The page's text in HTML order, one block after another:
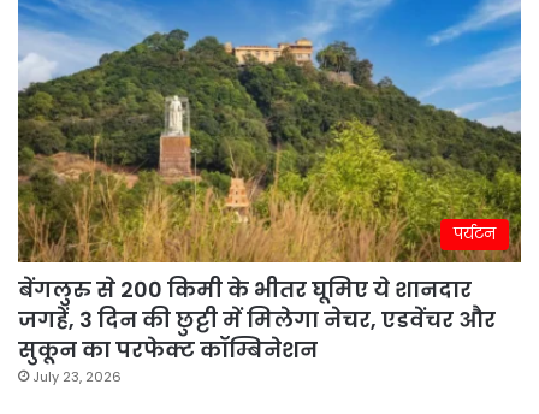
पर्यटन
बेंगलुरु से 200 किमी के भीतर घूमिए ये शानदार
जगहें, 3 दिन की छुट्टी में मिलेगा नेचर, एडवेंचर और
सुकून का परफेक्ट कॉम्बिनेशन
July 23, 2026